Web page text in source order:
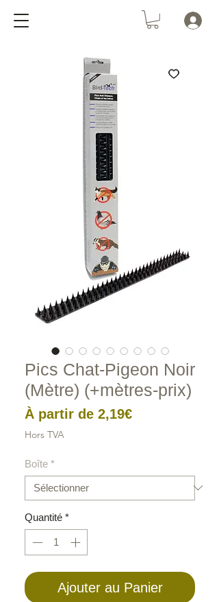
Pics Chat-Pigeon Noir
(Mètre) (+mètres-prix)
À partir de 2,19€Prix
Hors TVA
Boîte *
Quantité *
Ajouter au Panier